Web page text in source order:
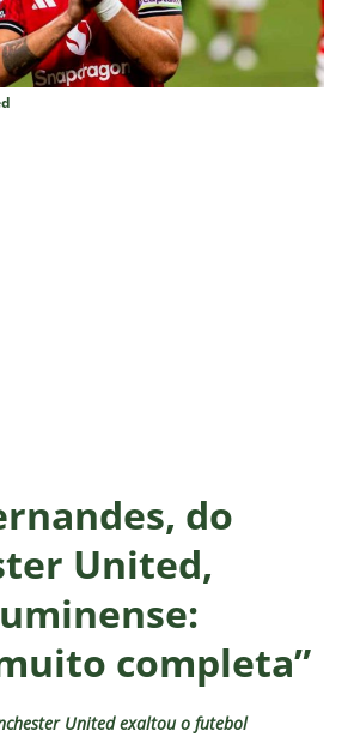
do
United,
completa”
United exaltou o futebol